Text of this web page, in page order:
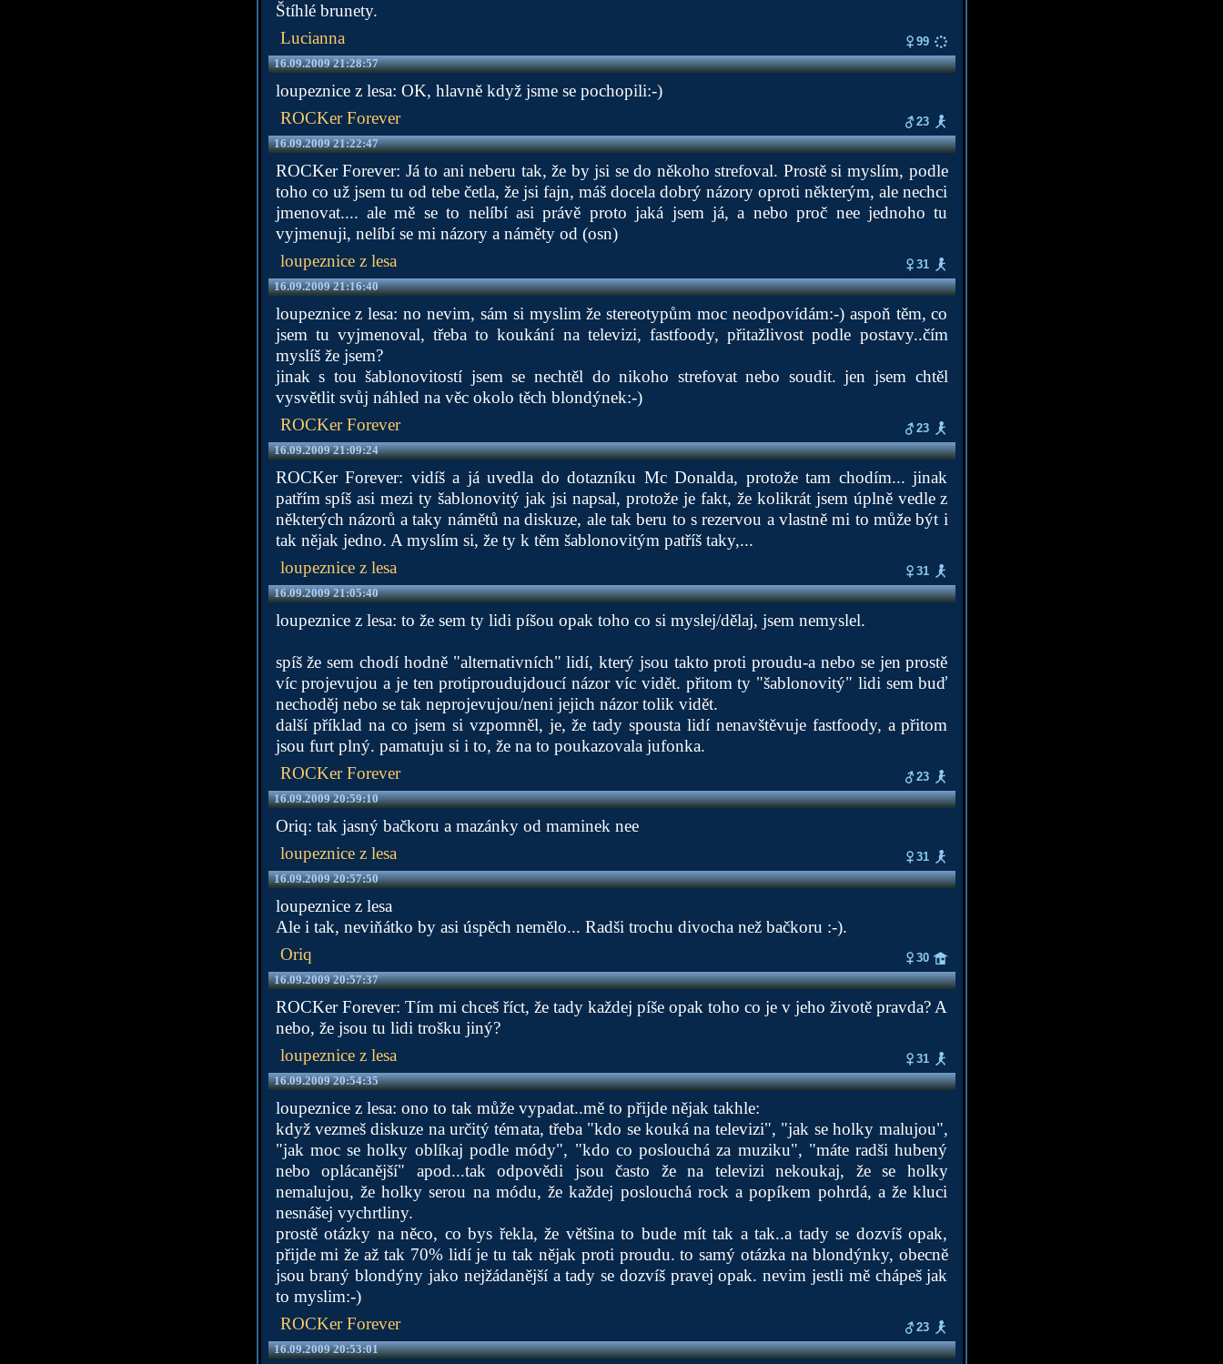
Štíhlé brunety.
Lucianna
99
16.09.2009 21:28:57
loupeznice z lesa: OK, hlavně když jsme se pochopili:-)
ROCKer Forever
23
16.09.2009 21:22:47
ROCKer Forever: Já to ani neberu tak, že by jsi se do někoho strefoval. Prostě si myslím, podle
toho co už jsem tu od tebe četla, že jsi fajn, máš docela dobrý názory oproti některým, ale nechci
jmenovat.... ale mě se to nelíbí asi právě proto jaká jsem já, a nebo proč nee jednoho tu
vyjmenuji, nelíbí se mi názory a náměty od (osn)
loupeznice z lesa
31
16.09.2009 21:16:40
loupeznice z lesa: no nevim, sám si myslim že stereotypům moc neodpovídám:-) aspoň těm, co
jsem tu vyjmenoval, třeba to koukání na televizi, fastfoody, přitažlivost podle postavy..čím
myslíš že jsem?
jinak s tou šablonovitostí jsem se nechtěl do nikoho strefovat nebo soudit. jen jsem chtěl
vysvětlit svůj náhled na věc okolo těch blondýnek:-)
ROCKer Forever
23
16.09.2009 21:09:24
ROCKer Forever: vidíš a já uvedla do dotazníku Mc Donalda, protože tam chodím... jinak
patřím spíš asi mezi ty šablonovitý jak jsi napsal, protože je fakt, že kolikrát jsem úplně vedle z
některých názorů a taky námětů na diskuze, ale tak beru to s rezervou a vlastně mi to může být i
tak nějak jedno. A myslím si, že ty k těm šablonovitým patříš taky,...
loupeznice z lesa
31
16.09.2009 21:05:40
loupeznice z lesa: to že sem ty lidi píšou opak toho co si myslej/dělaj, jsem nemyslel.
spíš že sem chodí hodně "alternativních" lidí, který jsou takto proti proudu-a nebo se jen prostě
víc projevujou a je ten protiproudujdoucí názor víc vidět. přitom ty "šablonovitý" lidi sem buď
nechoděj nebo se tak neprojevujou/neni jejich názor tolik vidět.
další příklad na co jsem si vzpomněl, je, že tady spousta lidí nenavštěvuje fastfoody, a přitom
jsou furt plný. pamatuju si i to, že na to poukazovala jufonka.
ROCKer Forever
23
16.09.2009 20:59:10
Oriq: tak jasný bačkoru a mazánky od maminek nee
loupeznice z lesa
31
16.09.2009 20:57:50
loupeznice z lesa
Ale i tak, neviňátko by asi úspěch nemělo... Radši trochu divocha než bačkoru :-).
Oriq
30
16.09.2009 20:57:37
ROCKer Forever: Tím mi chceš říct, že tady každej píše opak toho co je v jeho životě pravda? A
nebo, že jsou tu lidi trošku jiný?
loupeznice z lesa
31
16.09.2009 20:54:35
loupeznice z lesa: ono to tak může vypadat..mě to přijde nějak takhle:
když vezmeš diskuze na určitý témata, třeba "kdo se kouká na televizi", "jak se holky malujou",
"jak moc se holky oblíkaj podle módy", "kdo co poslouchá za muziku", "máte radši hubený
nebo oplácanější" apod...tak odpovědi jsou často že na televizi nekoukaj, že se holky
nemalujou, že holky serou na módu, že každej poslouchá rock a popíkem pohrdá, a že kluci
nesnášej vychrtliny.
prostě otázky na něco, co bys řekla, že většina to bude mít tak a tak..a tady se dozvíš opak,
přijde mi že až tak 70% lidí je tu tak nějak proti proudu. to samý otázka na blondýnky, obecně
jsou braný blondýny jako nejžádanější a tady se dozvíš pravej opak. nevim jestli mě chápeš jak
to myslim:-)
ROCKer Forever
23
16.09.2009 20:53:01